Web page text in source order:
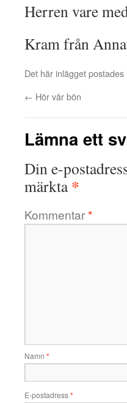
Herren vare
Kram från
Det här inlägget postades
← Hör vår bön
Lämna ett
Din e-
märkta*
Kommentar*
Namn *
E-postadress*